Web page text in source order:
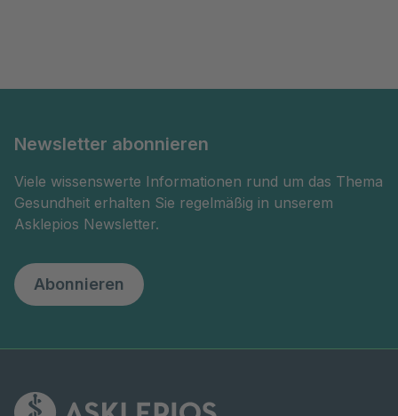
Newsletter abonnieren
Viele wissenswerte Informationen rund um das Thema
Gesundheit erhalten Sie regelmäßig in unserem
Asklepios Newsletter.
Abonnieren